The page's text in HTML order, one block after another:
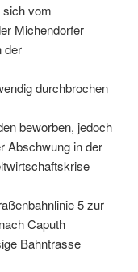
sich vom
Michendorfer
der
durchbrochen
beworben, jedoch
Abschwung in der
5 zur
Caputh
Bahntrasse